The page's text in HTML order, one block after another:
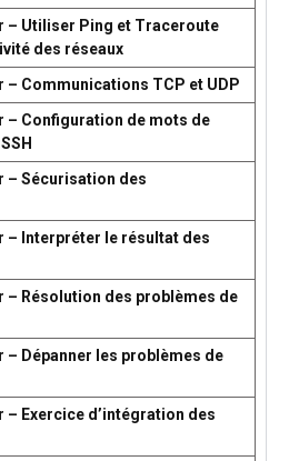
– Utiliser Ping et Traceroute
des réseaux
– Communications TCP et UDP
– Configuration de mots de
– Sécurisation des
– Interpréter le résultat des
– Résolution des problèmes de
– Dépanner les problèmes de
– Exercice d’intégration des